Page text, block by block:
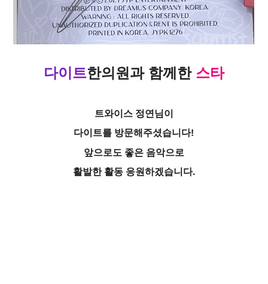
다이트한의원과함께한 스타
트와이스 정연님이
다이트를 방문해주셨습니다!
앞으로도 좋은 음악으로
활발한 활동 응원하겠습니다.